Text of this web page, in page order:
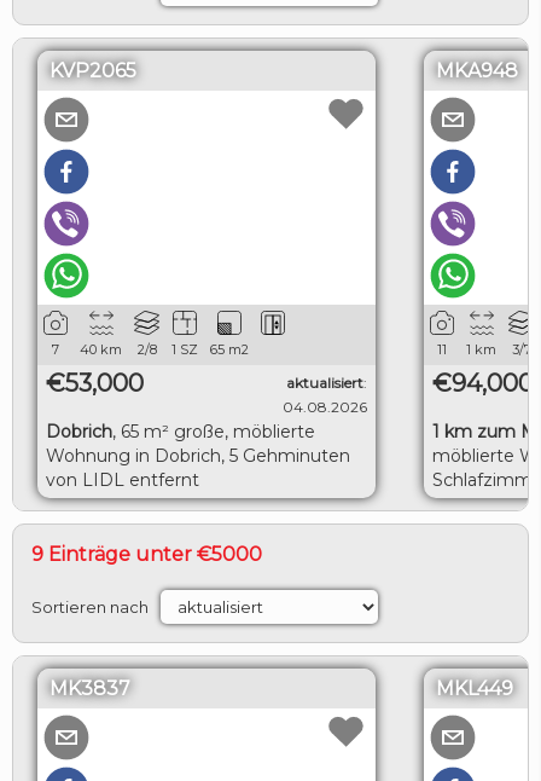
KVP2065
7 40 km 2/8 1 SZ 65 m2
€53,000 aktualisiert:
04.08.2026
Dobrich, 65 m² große, möblierte
Wohnung in Dobrich, 5 Gehminuten
von LIDL entfernt
MKA948
11 1 km 3/7
€94,000
1 km zum
möblierte
herrlicher
9 Einträge unter €5000
Sortieren nach
MK3837 MKL449